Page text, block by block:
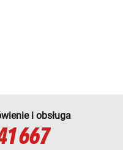
i obsługa
667